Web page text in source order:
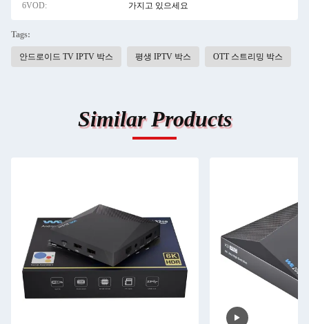
6VOD: 가지고 있으세요
Tags:
안드로이드 TV IPTV 박스 평생 IPTV 박스 OTT 스트리밍 박스
Similar Products